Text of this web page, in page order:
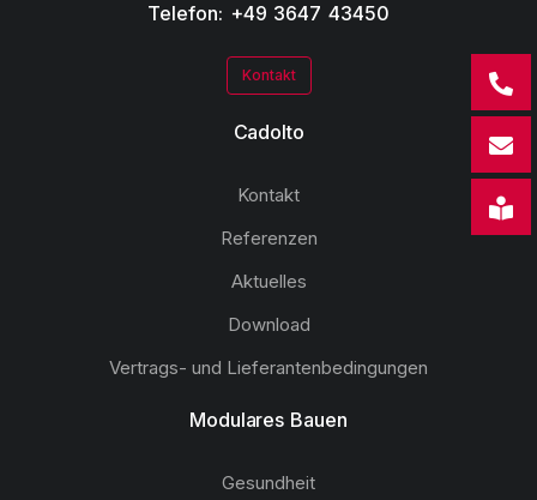
Telefon: +49 3647 43450
Kontakt
Cadolto
Kontakt
Referenzen
Aktuelles
Download
Vertrags- und Lieferantenbedingungen
Modulares Bauen
Gesundheit